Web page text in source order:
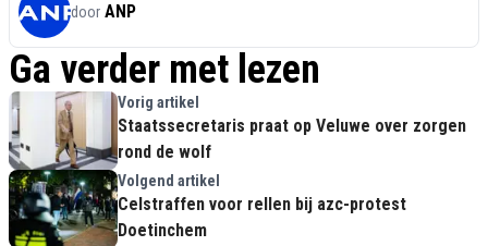
door ANP
Ga verder met lezen
Vorig artikel
Staatssecretaris praat op Veluwe over zorgen
rond de wolf
Volgend artikel
Celstraffen voor rellen bij azc-protest
Doetinchem